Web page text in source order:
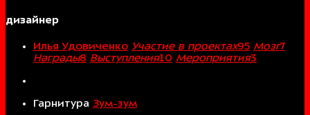
дизайнер
Илья Удовиченко Участие в проектах95 Мозг7
Награды8 Выступления10 Мероприятия3
Гарнитура Зум-зум